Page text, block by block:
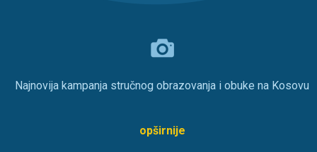
Najnovija kampanja stručnog obrazovanja i obuke na Kosovu
opširnije